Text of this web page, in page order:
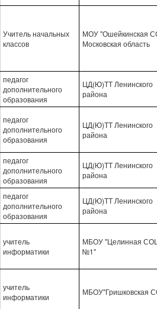
Учитель начальных
классов
МОУ "Ошейкинская
Московская область
педагог
дополнительного
образования
ЦД(Ю)ТТ Ленинского
района
педагог
дополнительного
образования
ЦД(Ю)ТТ Ленинского
района
педагог
дополнительного
образования
ЦД(Ю)ТТ Ленинского
района
педагог
дополнительного
образования
ЦД(Ю)ТТ Ленинского
района
учитель
информатики
МБОУ "Целинная
№1"
учитель
информатики
МБОУ"Гришковская